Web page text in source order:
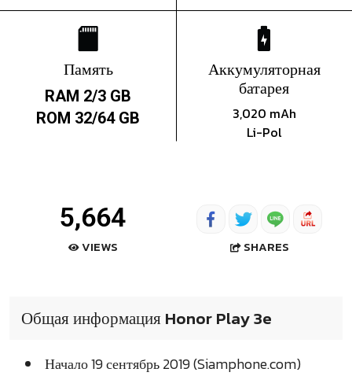
Память
RAM 2/3 GB
ROM 32/64 GB
Аккумуляторная
батарея
3,020 mAh
Li-Pol
5,664
VIEWS SHARES
Общая информация Honor Play 3e
Начало 19 сентябрь 2019 (Siamphone.com)